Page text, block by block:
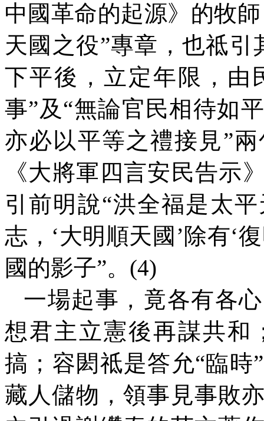
中國革命的起源》的牧
天國之役”專章，也祗
下平後，立定年限，由
事”及“無論官民相待如
亦必以平等之禮接見”
《大將軍四言安民告示
引前明說“洪全福是太
志，‘大明順天國’除有‘
國的影子”。 (4)
一場起事，竟各有各
想君主立憲後再謀共和
搞；容閎祗是答允“臨
藏人儲物，領事見事敗